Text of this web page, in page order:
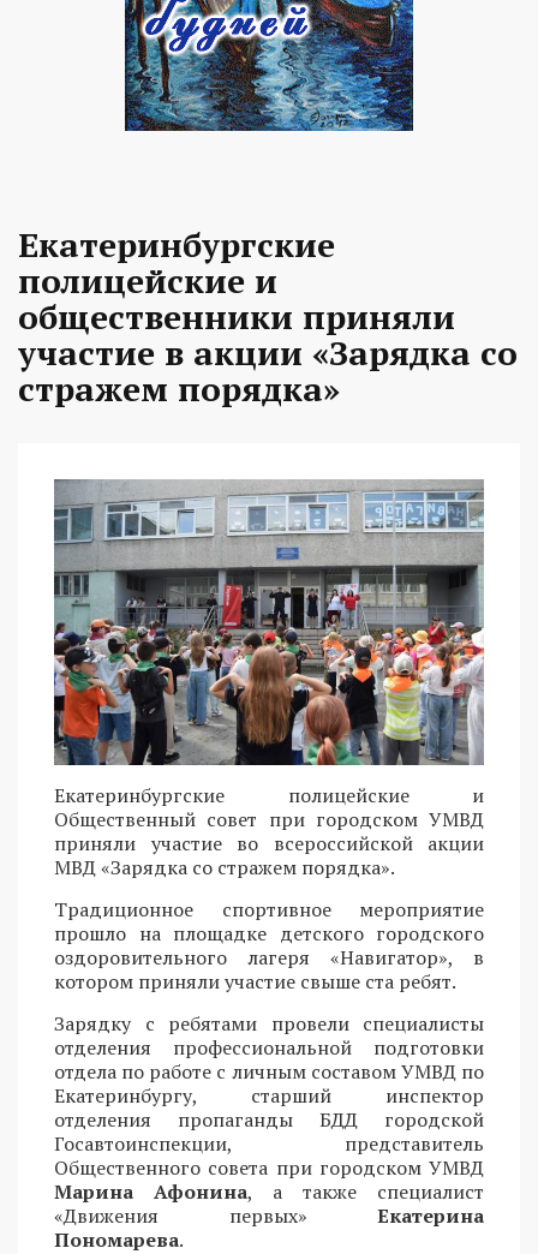
Екатеринбургские
полицейские и
общественники приняли
участие в акции «Зарядка со
стражем порядка»
Екатеринбургские полицейские и
Общественный совет при городском УМВД
приняли участие во всероссийской акции
МВД «Зарядка со стражем порядка».
Традиционное спортивное мероприятие
прошло на площадке детского городского
оздоровительного лагеря «Навигатор», в
котором приняли участие свыше ста ребят.
Зарядку с ребятами провели специалисты
отделения профессиональной подготовки
отдела по работе с личным составом УМВД по
Екатеринбургу, старший инспектор
отделения пропаганды БДД городской
Госавтоинспекции, представитель
Общественного совета при городском УМВД
Марина Афонина, а также специалист
«Движения первых» Екатерина
Пономарева.